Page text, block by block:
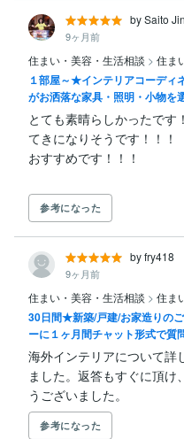
by Saito Jin
9ヶ月前
住まい・美容・生活相談 > 住ま
１部屋～★インテリアコーディ
がお洒落な家具・照明・小物を
とても素晴らしかったです
てきになりそうです！！！
参考になった
by fry418
9ヶ月前
住まい・美容・生活相談 > 住ま
30日間★新築/戸建/お家造りの
ーに１ヶ月間チャット形式で質
海外インテリアについて詳
ました。返答もすぐに頂け
うございました。
参考になった